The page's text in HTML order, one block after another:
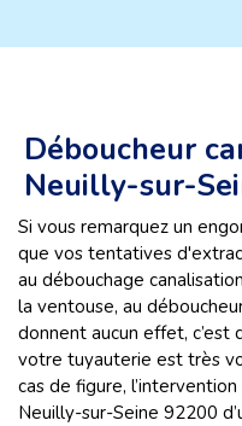
Déboucheur
Neuilly-sur-
Si vous remarquez un
que vos tentatives
au débouchage
la ventouse, au
donnent aucun effet, c’est
votre tuyauterie est très
cas de figure,
Neuilly-sur-Seine 92200